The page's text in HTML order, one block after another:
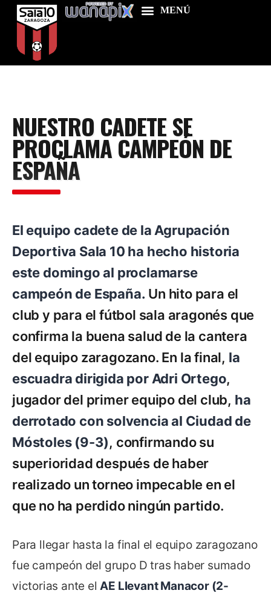
Food & Drink
Features
News
Contacts
NUESTRO CADETE SE
PROCLAMA CAMPEÓN DE
ESPAÑA
El equipo cadete de la Agrupación
Deportiva Sala 10 ha hecho historia
este domingo al proclamarse
campeón de España. Un hito para el
club y para el fútbol sala aragonés que
confirma la buena salud de la cantera
del equipo zaragozano. En la final, la
escuadra dirigida por Adri Ortego,
jugador del primer equipo del club, ha
derrotado con solvencia al Ciudad de
Móstoles (9-3), confirmando su
superioridad después de haber
realizado un torneo impecable en el
que no ha perdido ningún partido.
Para llegar hasta la final el equipo zaragozano
fue campeón del grupo D tras haber sumado
victorias ante elAE Llevant Manacor (2-